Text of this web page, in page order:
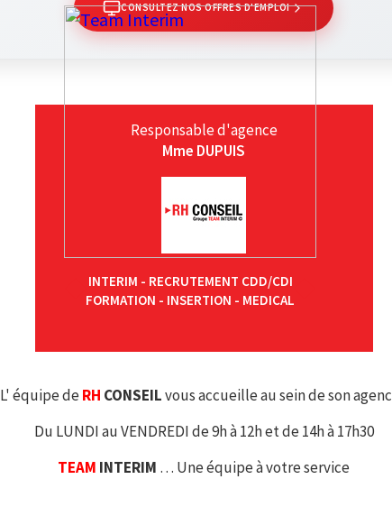
INTERIM - RECRUTEMENT CDD/CDI
FORMATION - INSERTION - MEDICAL
CONSULTEZ NOS OFFRES D'EMPLOI
Responsable d'agence
Mme DUPUIS
L' équipe deRH CONSEILvous accueille au sein de son
Du LUNDI au VENDREDI de 9h à 12h et de 14h à 17h30
TEAM INTERIM … Une équipe à votre service